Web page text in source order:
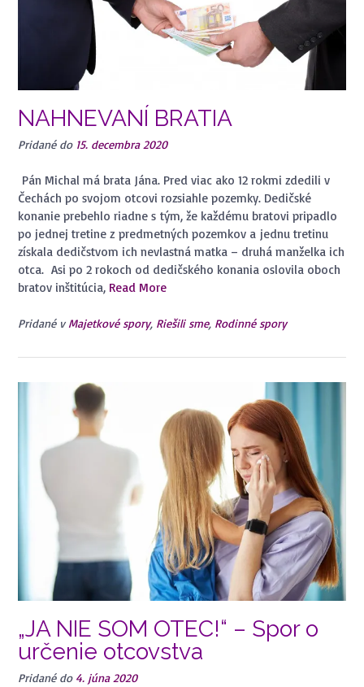
NAHNEVANÍ BRATIA
Pridané do 15. decembra 2020
Pán Michal má brata Jána. Pred viac ako 12 rokmi zdedili v
Čechách po svojom otcovi rozsiahle pozemky. Dedičské
konanie prebehlo riadne s tým, že každému bratovi pripadlo
po jednej tretine z predmetných pozemkov a jednu tretinu
získala dedičstvom ich nevlastná matka – druhá manželka ich
otca. Asi po 2 rokoch od dedičského konania oslovila oboch
bratov inštitúcia, Read More
Pridané vMajetkové spory, Riešili sme, Rodinné spory
„JA NIE SOM OTEC!“ – Spor o
určenie otcovstva
Pridané do 4. júna 2020